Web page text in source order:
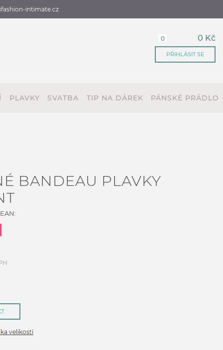
intimate.cz
0 0 Kč
PŘIHLÁSIT SE
PLAVKY SVATBA TIP NA DÁREK PÁNSKÉ PRÁDLO
BANDEAU PLAVKY
velikostí